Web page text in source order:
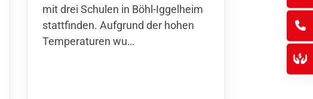
mit drei Schulen in Böhl-Iggelheim
stattfinden. Aufgrund der hohen
Temperaturen wu…